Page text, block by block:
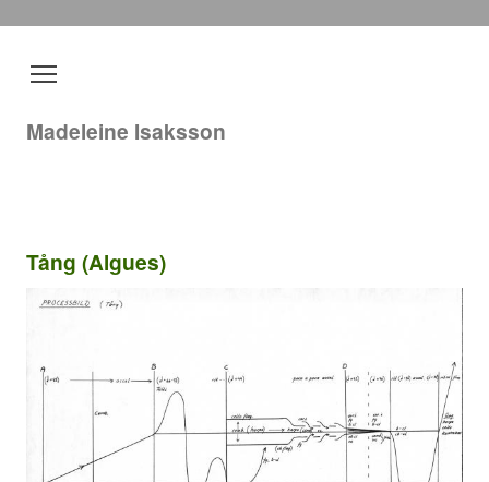
Madeleine Isaksson
Tång (Algues)